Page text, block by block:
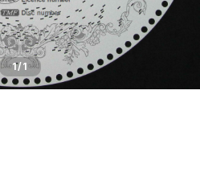
1/1